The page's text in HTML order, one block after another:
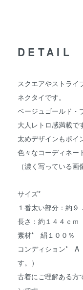
DETAIL
スクエアやストライ
ネクタイです。
ベージュゴールド・
大人レトロ感満載で
太めデザインもポイ
色々なコーディネー
（濃く写っている
サイズ*
１番太い部分：約
長さ：約１４４ｃｍ
素材* 絹１００％
コンディション* A
す。）
古着にご理解ある方